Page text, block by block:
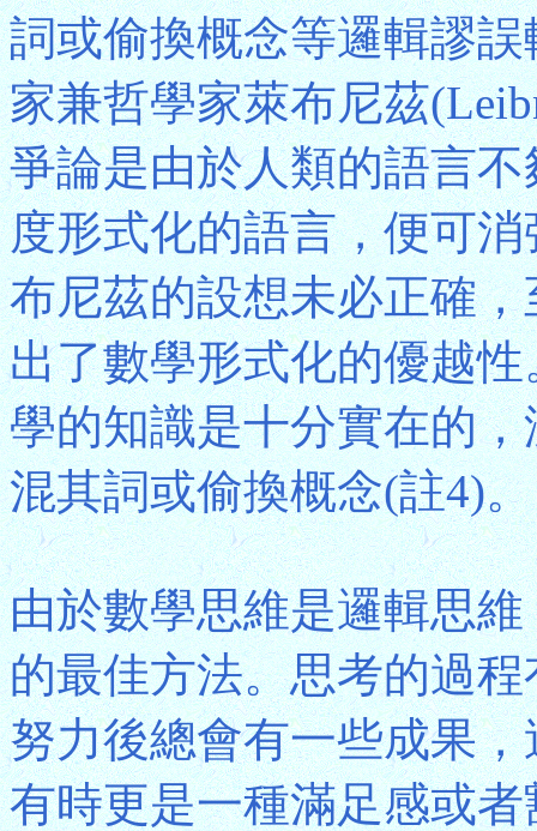
詞或偷換概念等邏輯謬
家兼哲學家萊布尼茲
爭論是由於人類的語言
度形式化的語言，便可
布尼茲的設想未必正確
出了數學形式化的優越
學的知識是十分實在的
混其詞或偷換概念(註4)。
由於數學思維是邏輯思
的最佳方法。思考的過
努力後總會有一些成果
有時更是一種滿足感或